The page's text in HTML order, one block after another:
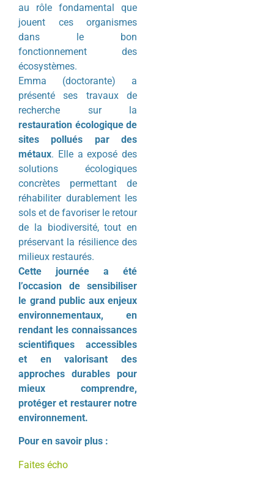
au rôle fondamental que
jouent ces organismes
dans le bon
fonctionnement des
écosystèmes.
Emma (doctorante) a
présenté ses travaux de
recherche sur la
restauration écologique de
sites pollués par des
métaux. Elle a exposé des
solutions écologiques
concrètes permettant de
réhabiliter durablement les
sols et de favoriser le retour
de la biodiversité, tout en
préservant la résilience des
milieux restaurés.
Cette journée a été
l’occasion de sensibiliser
le grand public aux enjeux
environnementaux, en
rendant les connaissances
scientifiques accessibles
et en valorisant des
approches durables pour
mieux comprendre,
protéger et restaurer notre
environnement.
Pour en savoir plus :
Faites écho